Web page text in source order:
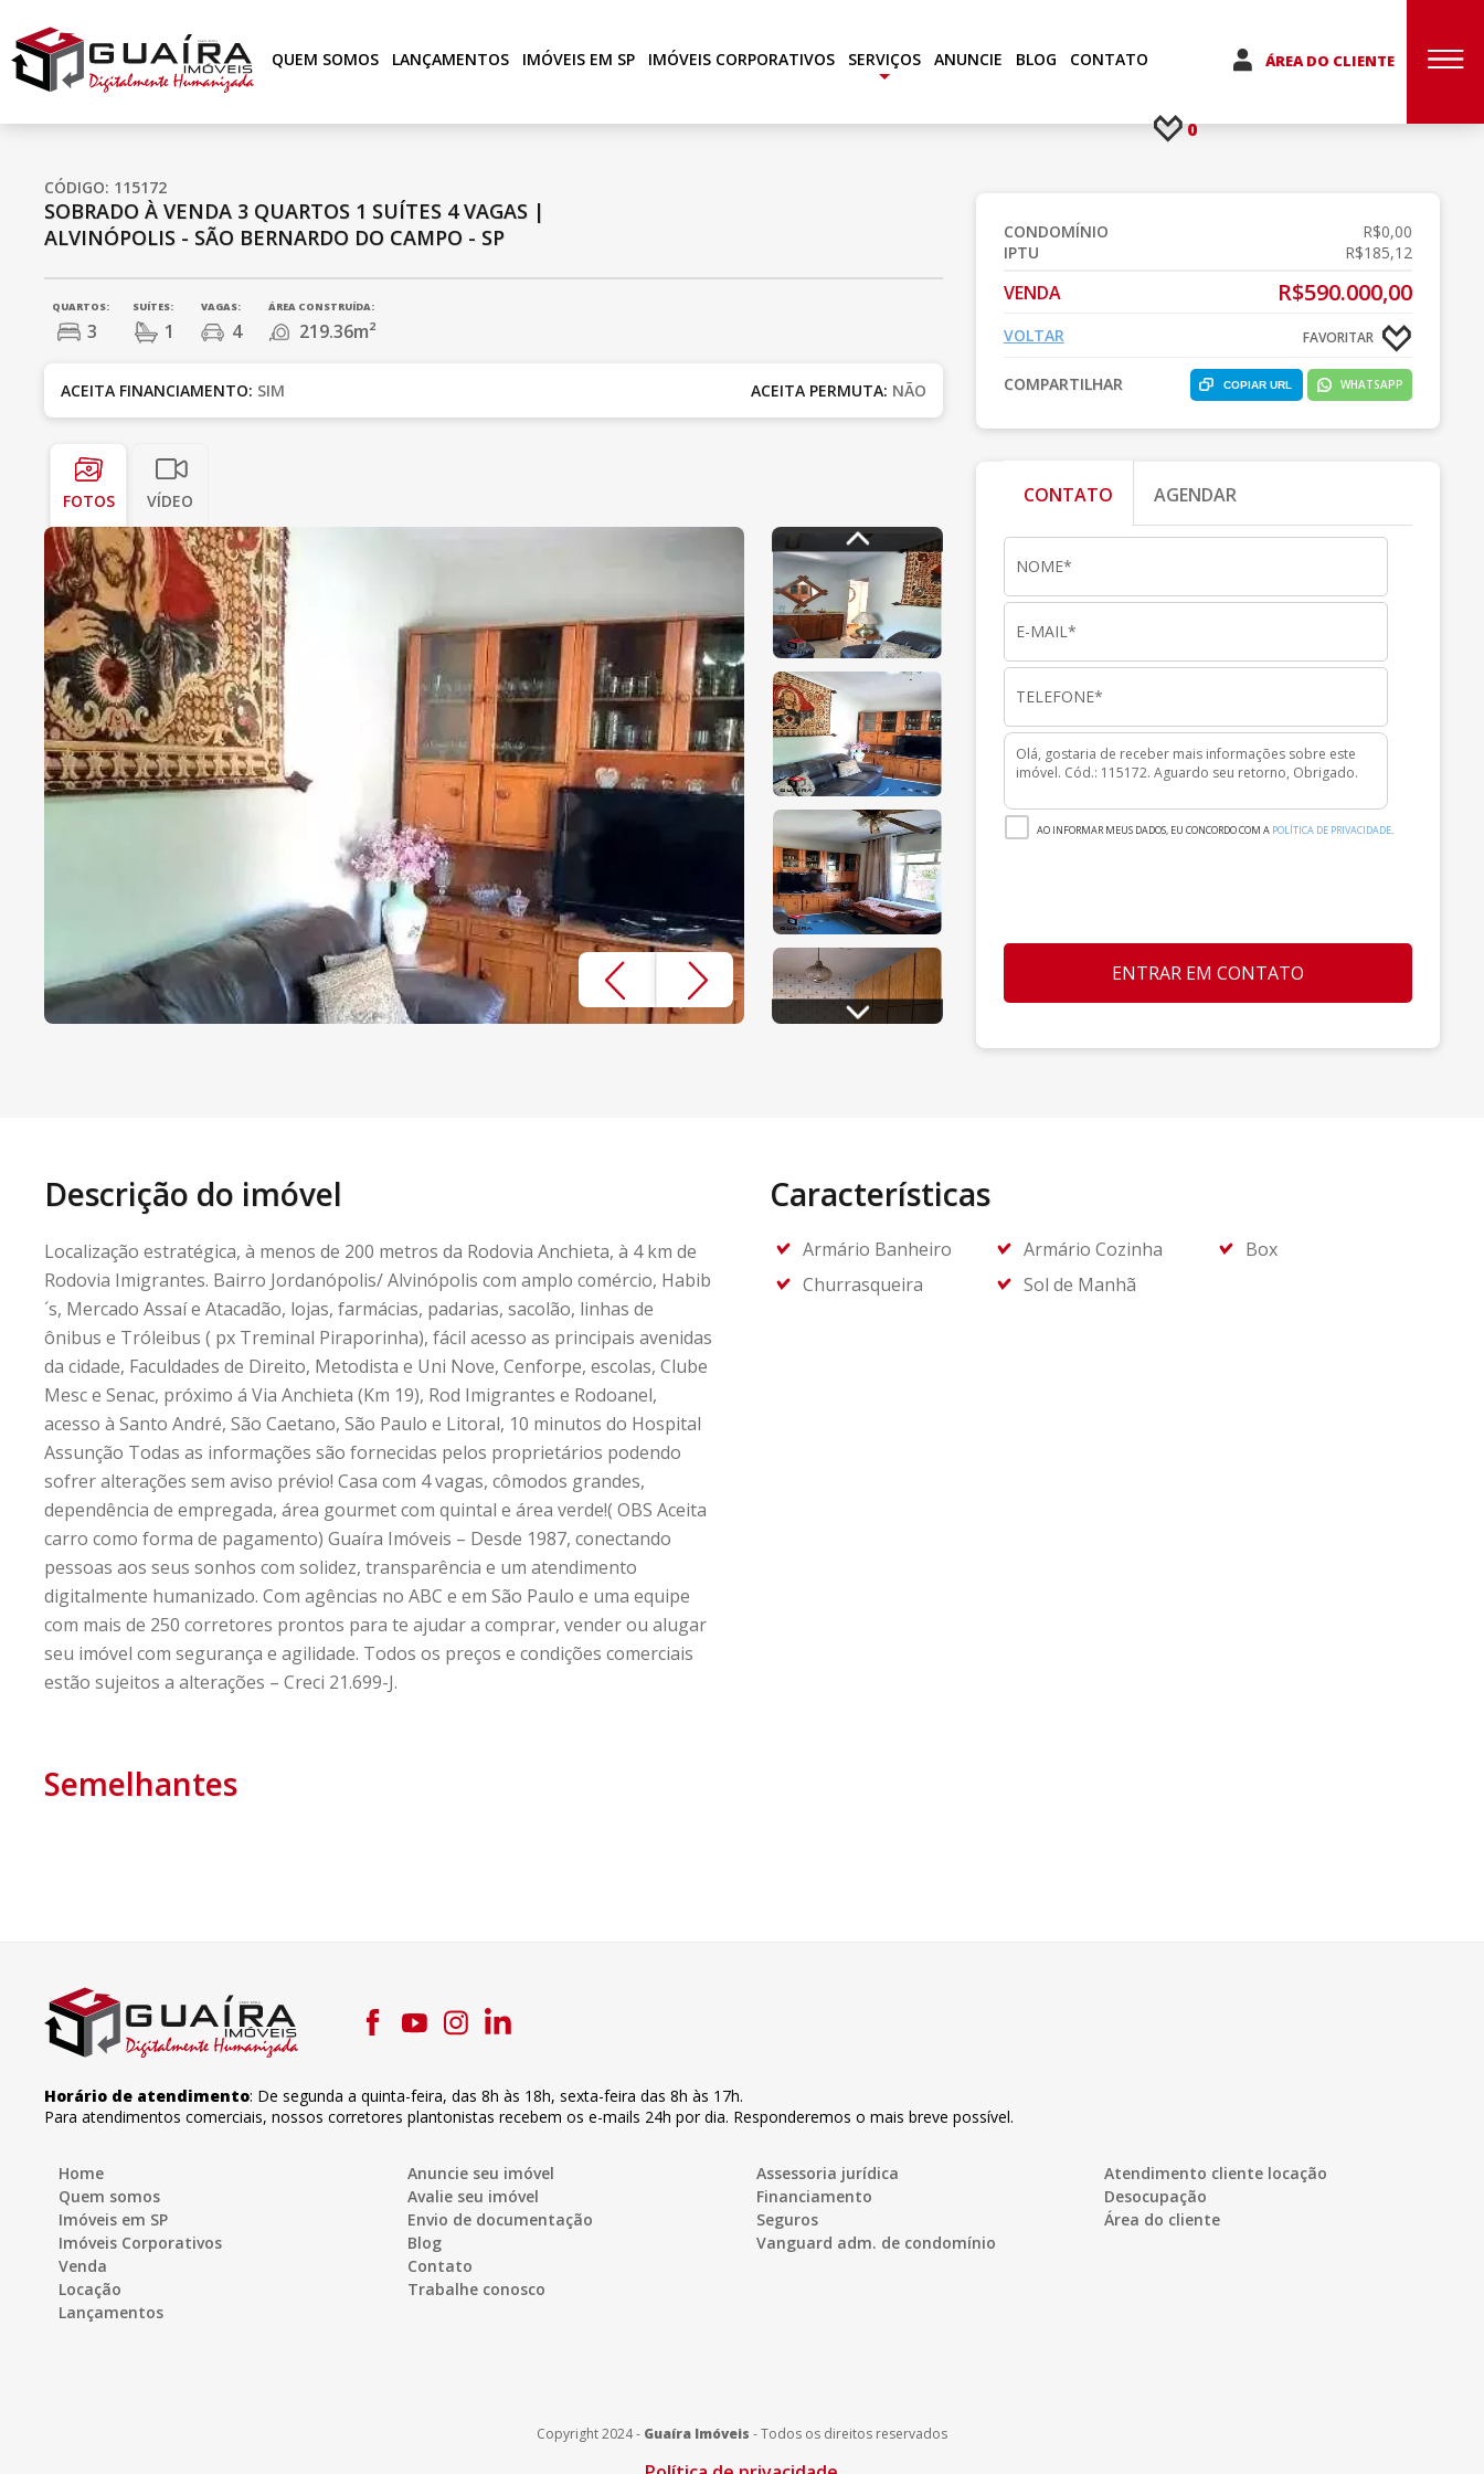
QUEM SOMOS LANÇAMENTOS IMÓVEIS EM SP
IMÓVEIS CORPORATIVOS
SERVIÇOS ANUNCIE BLOG CONTATO ÁREA DO CLIENTE
0
CÓDIGO: 115172
SOBRADO À VENDA 3 QUARTOS 1 SUÍTES 4 VAGAS |
ALVINÓPOLIS - SÃO BERNARDO DO CAMPO - SP
QUARTOS:
3
SUÍTES:
1
VAGAS:
4
ÁREA CONSTRUÍDA:
219.36m²
ACEITA FINANCIAMENTO: SIM ACEITA PERMUTA: NÃO
FOTOS VÍDEO
CONDOMÍNIO
R$0,00
IPTU
R$185,12
VENDA R$590.000,00
FAVORITAR
VOLTAR
COMPARTILHAR WHATSAPP
COPIAR URL
CONTATO AGENDAR
AO INFORMAR MEUS DADOS, EU CONCORDO COM A POLÍTICA DE PRIVACIDADE.
ENTRAR EM CONTATO
Descrição do imóvel
Localização estratégica, à menos de 200 metros da Rodovia Anchieta, à 4 km de
Rodovia Imigrantes. Bairro Jordanópolis/ Alvinópolis com amplo comércio, Habib
´s, Mercado Assaí e Atacadão, lojas, farmácias, padarias, sacolão, linhas de
ônibus e Tróleibus ( px Treminal Piraporinha), fácil acesso as principais avenidas
da cidade, Faculdades de Direito, Metodista e Uni Nove, Cenforpe, escolas, Clube
Mesc e Senac, próximo á Via Anchieta (Km 19), Rod Imigrantes e Rodoanel,
acesso à Santo André, São Caetano, São Paulo e Litoral, 10 minutos do Hospital
Assunção Todas as informações são fornecidas pelos proprietários podendo
sofrer alterações sem aviso prévio! Casa com 4 vagas, cômodos grandes,
dependência de empregada, área gourmet com quintal e área verde!( OBS Aceita
carro como forma de pagamento) Guaíra Imóveis – Desde 1987, conectando
pessoas aos seus sonhos com solidez, transparência e um atendimento
digitalmente humanizado. Com agências no ABC e em São Paulo e uma equipe
com mais de 250 corretores prontos para te ajudar a comprar, vender ou alugar
seu imóvel com segurança e agilidade. Todos os preços e condições comerciais
estão sujeitos a alterações – Creci 21.699-J.
Características
Armário Banheiro Armário Cozinha
Box
Churrasqueira
Sol de Manhã
Semelhantes
Horário de atendimento: De segunda a quinta-feira,das 8h às 18h,sexta-feira das 8h às 17h.
Para atendimentos comerciais, nossos corretores plantonistas recebem os e-mails 24h por dia. Responderemos o mais breve possível.
Home
Quem somos
Imóveis em SP
Imóveis Corporativos
Venda
Locação
Lançamentos
Anuncie seu imóvel
Avalie seu imóvel
Envio de documentação
Blog
Contato
Trabalhe conosco
Assessoria jurídica
Financiamento
Seguros
Vanguard adm. de condomínio
Atendimento cliente locação
Desocupação
Área do cliente
Copyright 2024 - Guaíra Imóveis -Todos os direitos reservados